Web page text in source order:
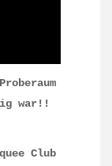
war!!
Club